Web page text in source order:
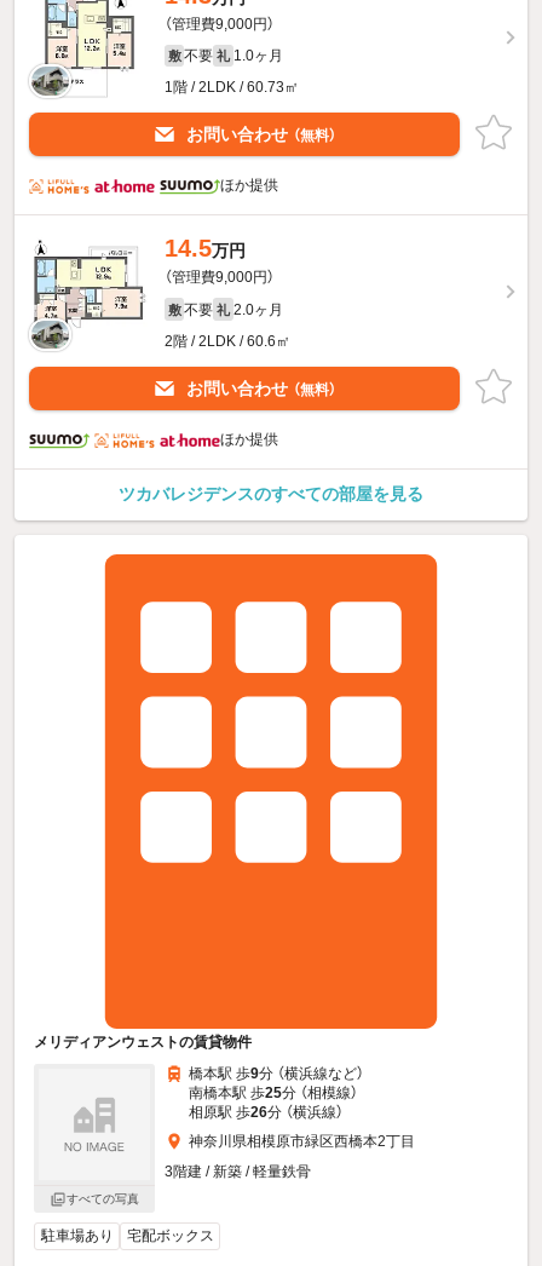
（管理費9,000円）
敷 不要 礼 1.0ヶ月
1階 / 2LDK / 60.73㎡
お問い合わせ （無料）
ほか提供
14.5万円
（管理費9,000円）
敷 不要 礼 2.0ヶ月
2階 / 2LDK / 60.6㎡
お問い合わせ （無料）
ほか提供
ツカバレジデンスのすべての部屋を見る
メリディアンウェストの賃貸物件
すべての写真
橋本駅 歩9分 （横浜線など）
南橋本駅 歩25分 （相模線）
相原駅 歩26分 （横浜線）
神奈川県相模原市緑区西橋本2丁目
3階建 / 新築 / 軽量鉄骨
駐車場あり 宅配ボックス